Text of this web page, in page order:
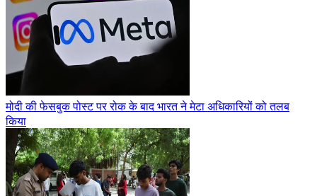
मोदी की फेसबुक पोस्ट पर रोक के बाद भारत ने मेटा अधिकारियों को तलब
किया